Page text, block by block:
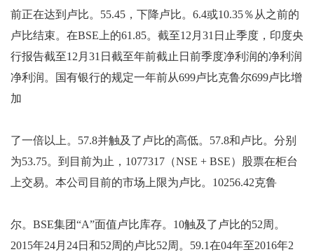
前正在达到卢比。55.45，下降卢比。6.4或10.35％从之前的
卢比结束。在BSE上的61.85。截至12月31日止季度，印度央
行报告截至12月31日截至年前截止日前季度净利润的净利润
净利润。国有银行的规定一年前从699卢比克鲁尔699卢比增
加
了一倍以上。57.8并触及了卢比的高低。57.8和卢比。分别
为53.75。到目前为止，1077317（NSE + BSE）股票在柜台
上交易。本公司目前的市场上限为卢比。10256.42克鲁
尔。BSE集团“A”面值卢比库存。10触及了卢比的52周。
2015年24月24日和52周的卢比52周。59.1在04年至2016年2